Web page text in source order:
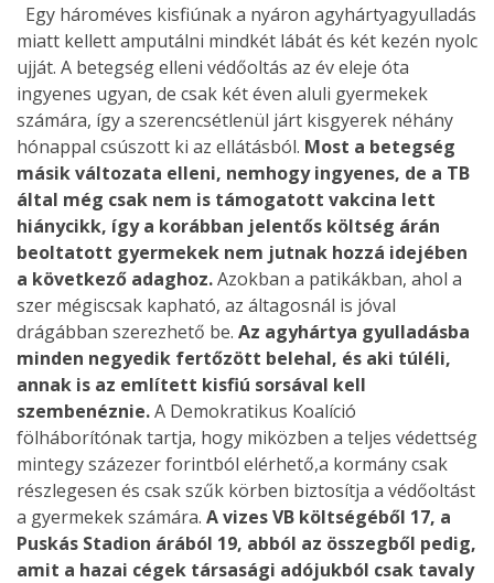
Egy hároméves kisfiúnak a nyáron agyhártyagyulladás
miatt kellett amputálni mindkét lábát és két kezén nyolc
ujját. A betegség elleni védőoltás az év eleje óta
ingyenes ugyan, de csak két éven aluli gyermekek
számára, így a szerencsétlenül járt kisgyerek néhány
hónappal csúszott ki az ellátásból. Most a betegség
másik változata elleni, nemhogy ingyenes, de a TB
által még csak nem is támogatott vakcina lett
hiánycikk, így a korábban jelentős költség árán
beoltatott gyermekek nem jutnak hozzá idejében
a következő adaghoz.Azokban a patikákban, ahol a
szer mégiscsak kapható, az áltagosnál is jóval
drágábban szerezhető be. Az agyhártya gyulladásba
minden negyedik fertőzött belehal, és aki túléli,
annak is az említett kisfiú sorsával kell
szembenéznie.A Demokratikus Koalíció
fölháborítónak tartja, hogy miközben a teljes védettség
mintegy százezer forintból elérhető,a kormány csak
részlegesen és csak szűk körben biztosítja a védőoltást
a gyermekek számára. A vizes VB költségéből 17, a
Puskás Stadion árából 19, abból az összegből pedig,
amit a hazai cégek társasági adójukból csak tavaly